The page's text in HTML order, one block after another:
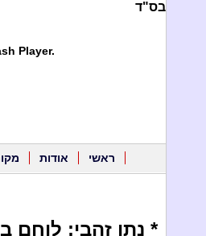
בס"ד
Player.
ראשי אודות
* נתן זהבי: לוחם